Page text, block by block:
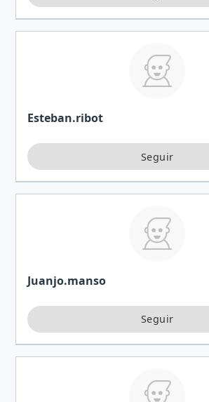
Esteban.ribot
Juanjo.manso